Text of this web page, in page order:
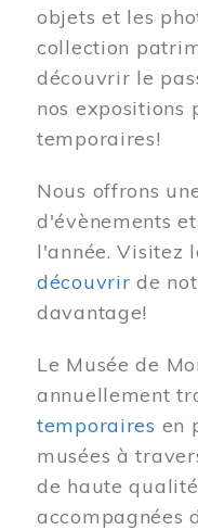
objets et les
collection
découvrir le
nos expositions
temporaires!
Nous offrons
d'évènements
l'année. Visitez
découvrir de
davantage!
Le Musée de
annuellement
temporaires en
musées à
de haute
accompagnées